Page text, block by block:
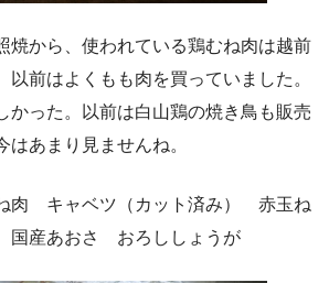
焼から、使われている鶏むね肉は越前
以前はよくもも肉を買っていました。
かった。以前は白山鶏の焼き鳥も販売
はあまり見ませんね。
肉 キャベツ（カット済み） 赤玉ね
産あおさ おろししょうが